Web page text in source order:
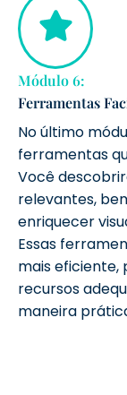
Módulo 6:
Ferramentas
No último
ferramentas
Você
relevantes,
enriquecer
Essas
mais
recursos
maneira